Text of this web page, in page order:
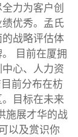
力为客户创
优秀。孟氏
战略评估体
目前在厦拥
心、人力资
前分布在枋
目标在未来
施展才华的战
以及赏识你